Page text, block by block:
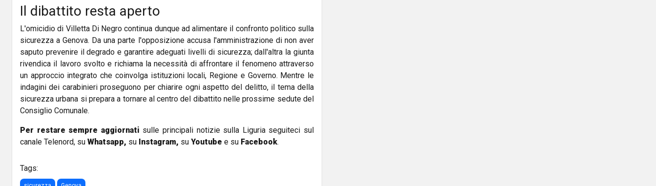
Il dibattito resta aperto
L'omicidio di Villetta Di Negro continua dunque ad alimentare il confronto politico sulla
sicurezza a Genova. Da una parte l'opposizione accusa l'amministrazione di non aver
saputo prevenire il degrado e garantire adeguati livelli di sicurezza; dall'altra la giunta
rivendica il lavoro svolto e richiama la necessità di affrontare il fenomeno attraverso
un approccio integrato che coinvolga istituzioni locali, Regione e Governo. Mentre le
indagini dei carabinieri proseguono per chiarire ogni aspetto del delitto, il tema della
sicurezza urbana si prepara a tornare al centro del dibattito nelle prossime sedute del
Consiglio Comunale.
Per restare sempre aggiornati sulle principali notizie sulla Liguria seguiteci sul
canale Telenord, su Whatsapp, su Instagram, su Youtube e su Facebook.
Tags: